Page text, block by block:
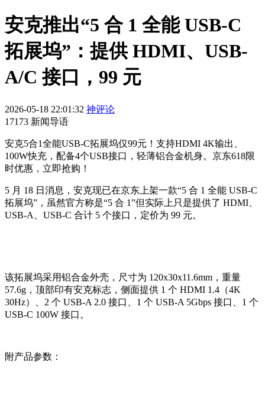
安克推出“5 合 1 全能 USB-C
拓展坞”：提供 HDMI、USB-
A/C 接口，99 元
2026-05-18 22:01:32 神评论
17173 新闻导语
安克5合1全能USB-C拓展坞仅99元！支持HDMI 4K输出、
100W快充，配备4个USB接口，轻薄铝合金机身。京东618限
时优惠，立即抢购！
5 月 18 日消息，安克现已在京东上架一款“5 合 1 全能 USB-C
拓展坞”，虽然官方称是“5 合 1”但实际上只是提供了 HDMI、
USB-A、USB-C 合计 5 个接口，定价为 99 元。
该拓展坞采用铝合金外壳，尺寸为 120x30x11.6mm，重量
57.6g，顶部印有安克标志，侧面提供 1 个 HDMI 1.4（4K
30Hz）、2 个 USB-A 2.0 接口、1 个 USB-A 5Gbps 接口、1 个
USB-C 100W 接口。
附产品参数：